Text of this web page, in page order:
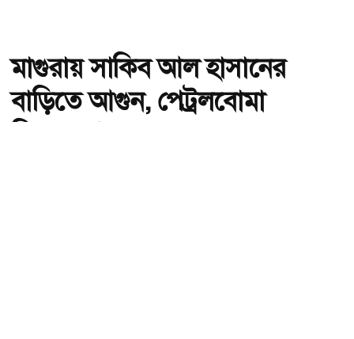
মাগুরায় সাকিব আল হাসানের
বাড়িতে আগুন, পেট্রলবোমা